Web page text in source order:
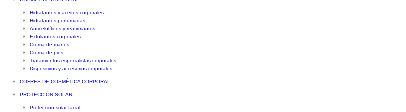
Hidratantes y aceites corporales
Hidratantes perfumadas
Anticelulíticos y reafirmantes
Exfoliantes corporales
Crema de manos
Crema de pies
Tratamientos especialistas corporales
Dispositivos y accesorios corporales
COFRES DE COSMÉTICA CORPORAL
PROTECCIÓN SOLAR
Proteccion solar facial